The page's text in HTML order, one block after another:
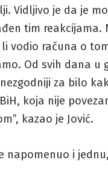
Vidljivo je da je
tim reakcijama.
vodio računa o
Od svih dana u
za bilo
koja nije
kazao je Jović.
napomenuo i